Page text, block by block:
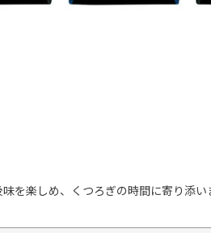
を楽しめ、くつろぎの時間に寄り添